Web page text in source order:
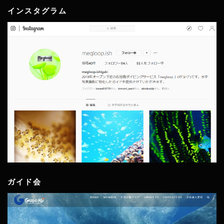
インスタグラム
ガイド会